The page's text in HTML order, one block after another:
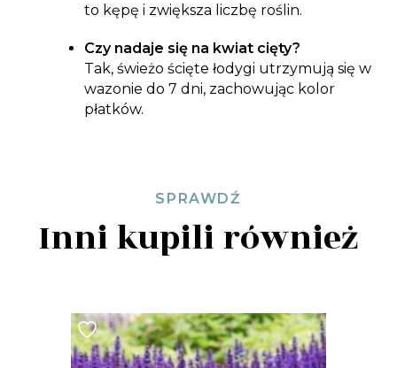
to kępę i zwiększa liczbę roślin.
Czy nadaje się na kwiat cięty?
Tak, świeżo ścięte łodygi utrzymują się w
wazonie do 7 dni, zachowując kolor
płatków.
SPRAWDŹ
Inni kupili również